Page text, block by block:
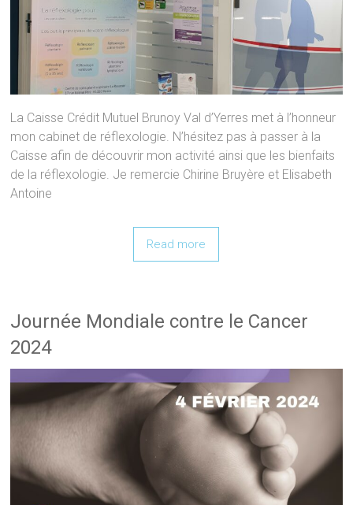
La Caisse Crédit Mutuel Brunoy Val d’Yerres met à l’honneur
mon cabinet de réflexologie. N’hésitez pas à passer à la
Caisse afin de découvrir mon activité ainsi que les bienfaits
de la réflexologie. Je remercie Chirine Bruyère et Elisabeth
Antoine
Read more
Journée Mondiale contre le Cancer
2024